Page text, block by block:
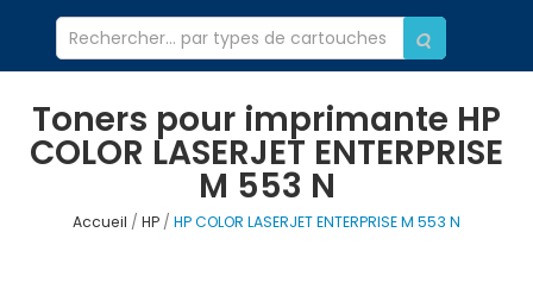
Toners pour imprimante HP
COLOR LASERJET ENTERPRISE
M 553 N
Accueil HP HP COLOR LASERJET ENTERPRISE M 553 N